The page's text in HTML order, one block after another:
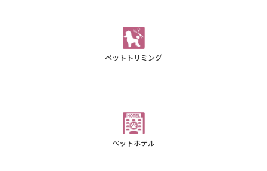
ペットトリミング
ペットホテル